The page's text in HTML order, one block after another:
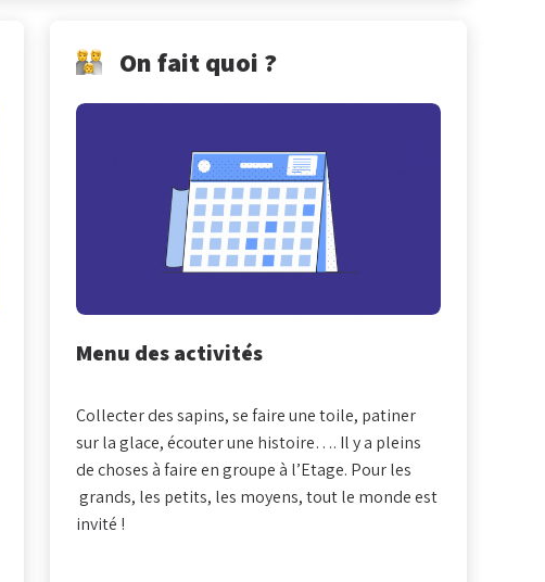
On fait quoi ?
Menu des activités
Collecter des sapins, se faire une toile, patiner
sur la glace, écouter une histoire…. Il y a pleins
de choses à faire en groupe à l’Etage. Pour les
grands, les petits, les moyens, tout le monde est
invité !